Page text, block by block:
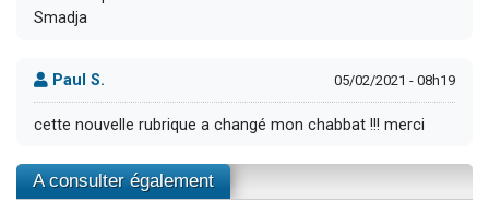
Smadja
Paul S. 05/02/2021 - 08h19
cette nouvelle rubrique a changé mon chabbat !!! merci
A consulter également